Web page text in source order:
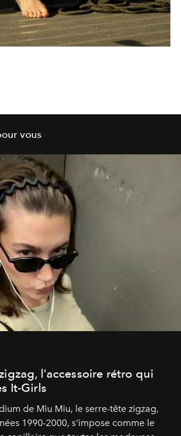
vous
l'accessoire rétro qui
It-Girls
de Miu Miu, le serre-tête zigzag,
1990-2000, s'impose comme le